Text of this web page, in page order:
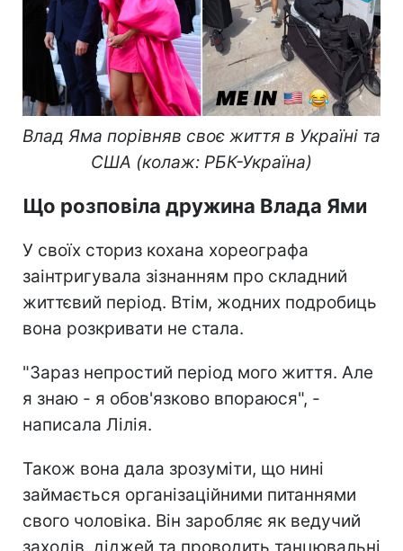
Влад Яма порівняв своє життя в Україні та
США (колаж: РБК-Україна)
Що розповіла дружина Влада Ями
У своїх сториз кохана хореографа
заінтригувала зізнанням про складний
життєвий період. Втім, жодних подробиць
вона розкривати не стала.
"Зараз непростий період мого життя. Але
я знаю - я обов'язково впораюся", -
написала Лілія.
Також вона дала зрозуміти, що нині
займається організаційними питаннями
свого чоловіка. Він заробляє як ведучий
заходів, діджей та проводить танцювальні